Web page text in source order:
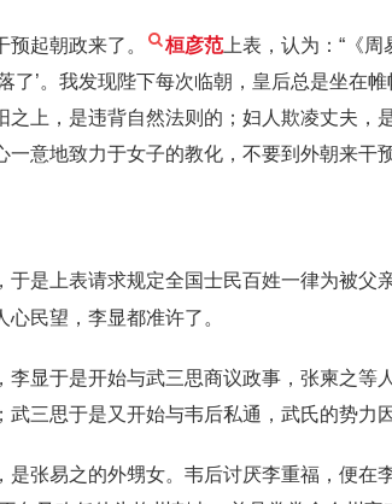
起朝政来了。 桓彦范上表，认为：“《周
了’。我发现陛下每次临朝，皇后总是坐
上，是违背自然法则的；妇人欺凌丈夫
意地致力于女子的教化，不要到外朝来干
于是上表请求规定全国士民百姓一律为被
民望，李显都准许了。
李显于是开始与武三思商议政事，张柬之
三思于是又开始与韦后私通，武氏的势力
张易之的外甥女。韦后讨厌李重福，便在